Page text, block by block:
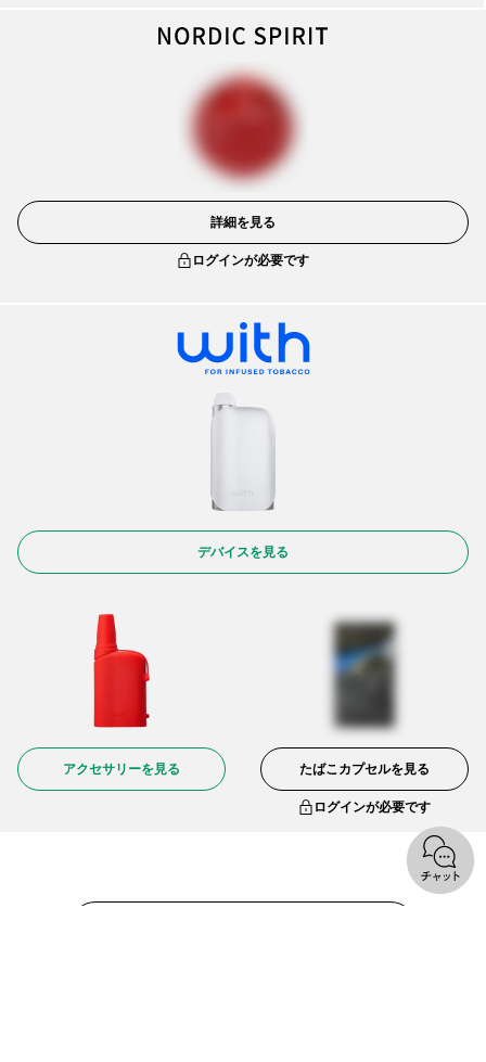
詳細を見る
ログインが必要です
デバイスを見る
アクセサリーを見る たばこカプセルを見る
ログインが必要です